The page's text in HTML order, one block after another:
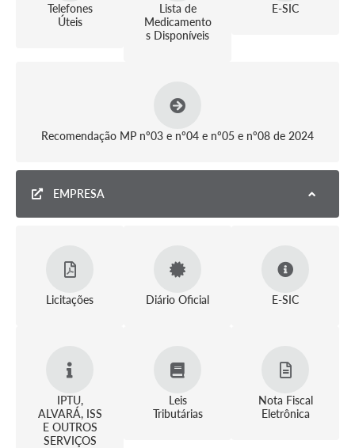
Telefones
Úteis
Lista de
Medicamento
s Disponíveis
E-SIC
Recomendação MP nº03 e nº04 e nº05 e nº08 de 2024
EMPRESA
Licitações Diário Oficial E-SIC
IPTU,
ALVARÁ, ISS
E OUTROS
SERVIÇOS
Leis
Tributárias
Nota Fiscal
Eletrônica